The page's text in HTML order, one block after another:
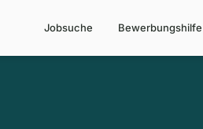
Jobsuche Bewerbungshilfe